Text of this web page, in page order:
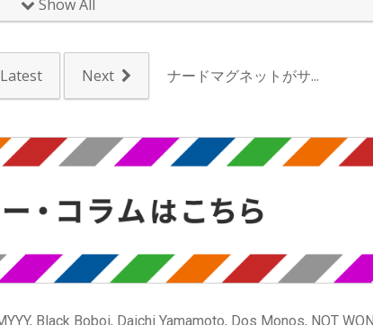
Show All
Latest Next ナードマグネットがサ...